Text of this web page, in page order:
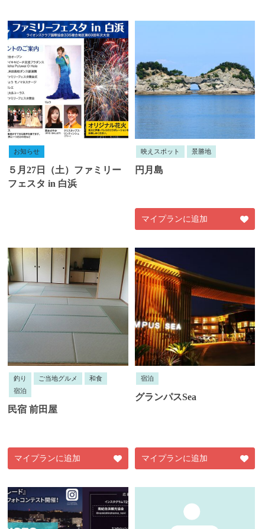
お知らせ
５月27日（土）ファミリー
フェスタ in 白浜
映えスポット 景勝地
円月島
マイプランに追加
釣り ご当地グルメ
和食
宿泊
民宿 前田屋
マイプランに追加
宿泊
グランパスSea
マイプランに追加